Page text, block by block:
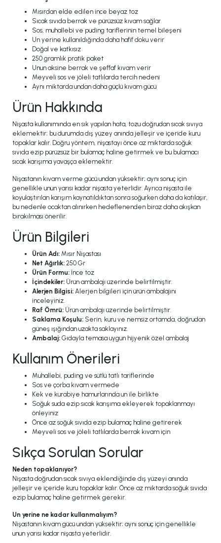
Mısırdan elde edilen ince beyaz toz
Sıcak sıvıda berrak ve pürüzsüz kıvam sağlar
Sos, muhallebi ve puding tariflerinin temel bileşeni
Un yerine kullanıldığında daha hafif doku verir
Doğal ve katkısız
250 gramlık pratik paket
Unun aksine berrak ve şeffaf kıvam verir
Meyveli sos ve jöleli tatlılarda tercih nedeni
Aynı miktarda undan daha güçlü kıvam gücü
Ürün Hakkında
Nişasta kullanımında en sık yapılan hata, tozu doğrudan sıcak sıvıya
eklemektir; bu durumda dış yüzey anında jelleşir ve içeride kuru
topaklar kalır. Doğru yöntem, nişastayı önce az miktarda soğuk
sıvıda ezip pürüzsüz bir bulamaç haline getirmek ve bu bulamacı
sıcak karışıma yavaşça eklemektir.
Nişastanın kıvam verme gücü undan yüksektir; aynı sonuç için
genellikle unun yarısı kadar nişasta yeterlidir. Ayrıca nişasta ile
koyulaştırılan karışım kaynatıldıktan sonra soğurken daha da katılaşır,
bu nedenle ocaktan alınırken hedeflenenden biraz daha akışkan
bırakılması önerilir.
Ürün Bilgileri
Ürün Adı: Mısır Nişastası
Net Ağırlık: 250 Gr
Ürün Formu: İnce toz
İçindekiler: Ürün ambalajı üzerinde belirtilmiştir.
Alerjen Bilgisi: Alerjen bilgileri için ürün ambalajını
inceleyiniz.
Raf Ömrü: Ürün ambalajı üzerinde belirtilmiştir.
Saklama Koşulu: Serin, kuru ve nemsiz ortamda, doğrudan
güneş ışığından uzakta saklayınız.
Ambalaj: Gıdayla temasa uygun hijyenik özel ambalaj
Kullanım Önerileri
Muhallebi, puding ve sütlü tatlı tariflerinde
Sos ve çorba kıvam vermede
Kek ve kurabiye hamurlarında un ile birlikte
Soğuk suda ezip sıcak karışıma ekleyerek topaklanmayı
önleyiniz
Önce az soğuk sıvıda ezip bulamaç haline getirerek
Meyveli sos ve jöleli tatlılarda berrak kıvam için
Sıkça Sorulan Sorular
Neden topaklanıyor?
Nişasta doğrudan sıcak sıvıya eklendiğinde dış yüzeyi anında
jelleşir ve içeride kuru topaklar kalır. Önce az miktarda soğuk sıvıda
ezip bulamaç haline getirmek gerekir.
Un yerine ne kadar kullanmalıyım?
Nişastanın kıvam gücü undan yüksektir; aynı sonuç için genellikle
unun yarısı kadar nişasta yeterlidir.